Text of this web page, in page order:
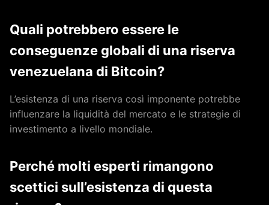
Quali potrebbero essere le
conseguenze globali di una riserva
venezuelana di Bitcoin?
L’esistenza di una riserva così imponente potrebbe
influenzare la liquidità del mercato e le strategie di
investimento a livello mondiale.
Perché molti esperti rimangono
scettici sull’esistenza di questa